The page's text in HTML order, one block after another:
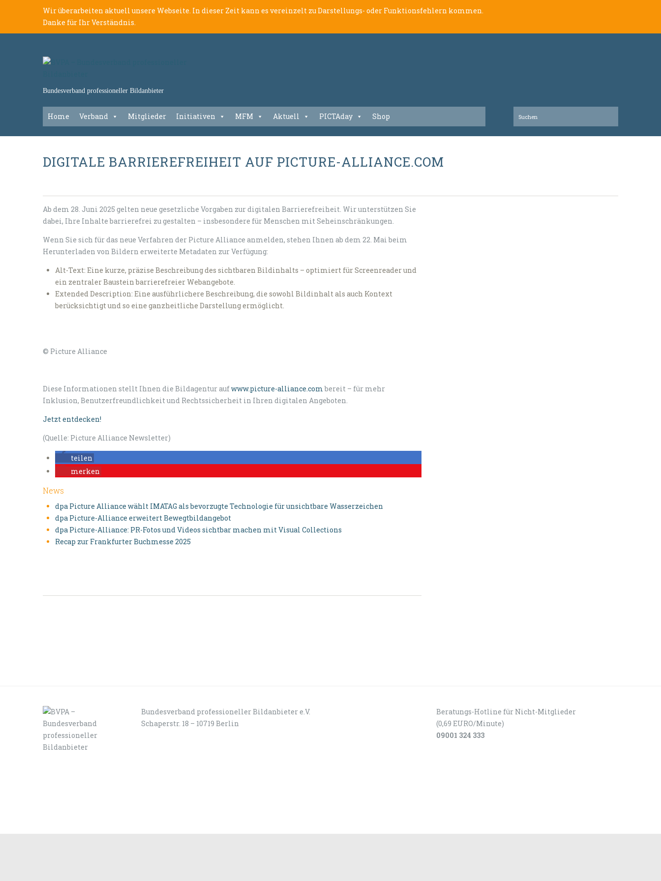
Wir überarbeiten aktuell unsere Webseite. In dieser Zeit kann es vereinzelt zu Darstellungs- oder Funktionsfehlern kommen.
Danke für Ihr Verständnis.
Bundesverband professioneller Bildanbieter
Home Verband Mitglieder Initiativen MFM Aktuell PICTAday Shop
DIGITALE BARRIEREFREIHEIT AUF PICTURE-ALLIANCE.COM
Ab dem 28. Juni 2025 gelten neue gesetzliche Vorgaben zur digitalen Barrierefreiheit. Wir unterstützen Sie
dabei, Ihre Inhalte barrierefrei zu gestalten – insbesondere für Menschen mit Seheinschränkungen.
Wenn Sie sich für das neue Verfahren der Picture Alliance anmelden, stehen Ihnen ab dem 22. Mai beim
Herunterladen von Bildern erweiterte Metadaten zur Verfügung:
Alt-Text: Eine kurze, präzise Beschreibung des sichtbaren Bildinhalts – optimiert für Screenreader und
ein zentraler Baustein barrierefreier Webangebote.
Extended Description: Eine ausführlichere Beschreibung, die sowohl Bildinhalt als auch Kontext
berücksichtigt und so eine ganzheitliche Darstellung ermöglicht.
© Picture Alliance
Diese Informationen stellt Ihnen die Bildagentur aufwww.picture-alliance.combereit – für mehr
Inklusion, Benutzerfreundlichkeit und Rechtssicherheit in Ihren digitalen Angeboten.
Jetzt entdecken!
(Quelle: Picture Alliance Newsletter)
teilen
merken
News
dpa Picture Alliance wählt IMATAG als bevorzugte Technologie für unsichtbare Wasserzeichen
dpa Picture-Alliance erweitert Bewegtbildangebot
dpa Picture-Alliance: PR-Fotos und Videos sichtbar machen mit Visual Collections
Recap zur Frankfurter Buchmesse 2025
Bundesverband professioneller Bildanbieter e.V.
Schaperstr. 18 – 10719 Berlin
Beratungs-Hotline für Nicht-Mitglieder
(0,69 EURO/Minute)
09001 324 333